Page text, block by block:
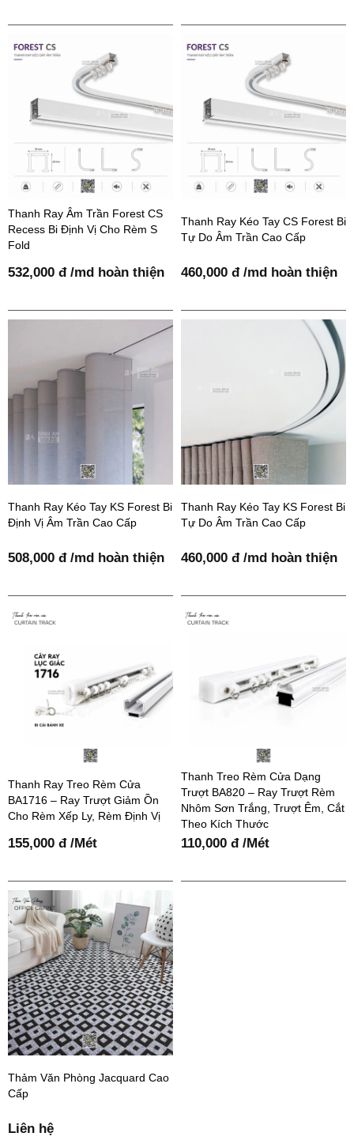
Thanh Ray Âm Trần Forest CS
Recess Bi Định Vị Cho Rèm S
Fold
532,000 đ /md hoàn thiện
Thanh Ray Kéo Tay CS Forest Bi
Tự Do Âm Trần Cao Cấp
460,000 đ /md hoàn thiện
Thanh Ray Kéo Tay KS Forest Bi
Định Vị Âm Trần Cao Cấp
508,000 đ /md hoàn thiện
Thanh Ray Kéo Tay KS Forest Bi
Tự Do Âm Trần Cao Cấp
460,000 đ /md hoàn thiện
Thanh Ray Treo Rèm Cửa
BA1716 – Ray Trượt Giảm Ồn
Cho Rèm Xếp Ly, Rèm Định Vị
155,000 đ /Mét
Thanh Treo Rèm Cửa Dạng
Trượt BA820 – Ray Trượt Rèm
Nhôm Sơn Trắng, Trượt Êm, Cắt
Theo Kích Thước
110,000 đ /Mét
Thảm Văn Phòng Jacquard Cao
Cấp
Liên hệ